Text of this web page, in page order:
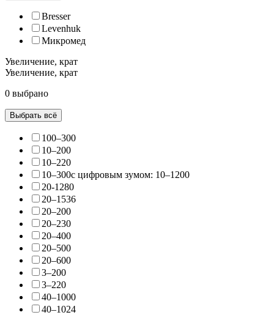
Bresser
Levenhuk
Микромед
Увеличение, крат
Увеличение, крат
0 выбрано
Выбрать всё
100–300
10–200
10–220
10–300с цифровым зумом: 10–1200
20-1280
20–1536
20–200
20–230
20–400
20–500
20–600
3–200
3–220
40–1000
40–1024